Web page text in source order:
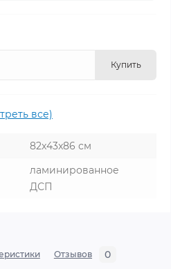
Купить
все)
82x43x86 см
ламинированное
ДСП
Отзывов 0